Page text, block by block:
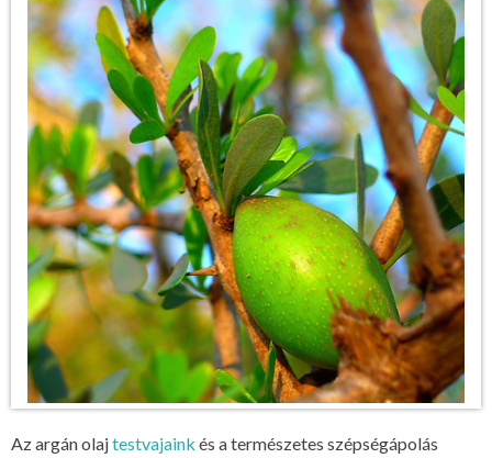
Az argán olajtestvajaink és a természetes szépségápolás